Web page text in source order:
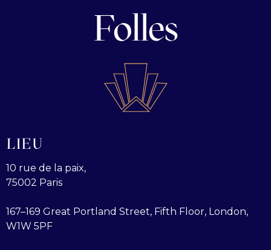
Folles
LIEU
10 rue de la paix,
75002 Paris
167–169 Great Portland Street, Fifth Floor, London,
W1W 5PF